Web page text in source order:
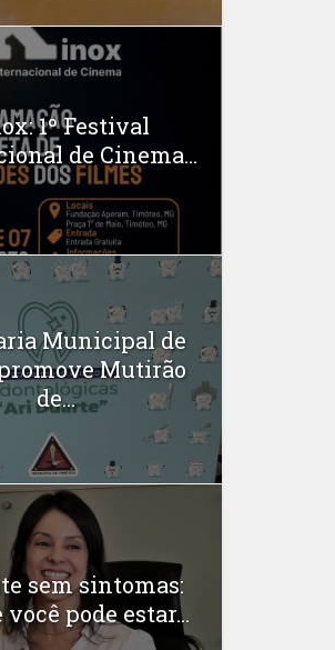
1º Festival
de Cinema...
Municipal de
Mutirão
de...
sem sintomas:
pode estar...